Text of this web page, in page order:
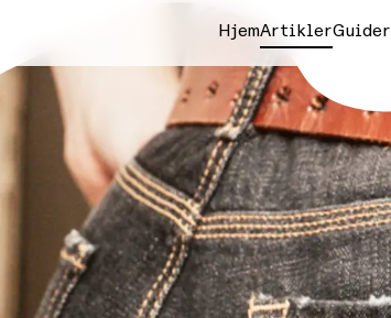
HjemArtiklerGuider